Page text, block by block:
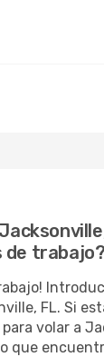
de trabajo?
FL. Si
volar a
que